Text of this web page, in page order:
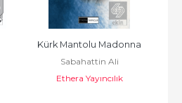
Kürk Mantolu Madonna
Sabahattin Ali
Ethera Yayıncılık